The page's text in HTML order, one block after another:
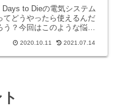
Days to Dieの電気システム
てどうやったら使えるんだ
う？今回はこのような悩み
す。電気システムの使い方が
かれば、拠点作りの幅が広
2020.10.11 2021.07.14